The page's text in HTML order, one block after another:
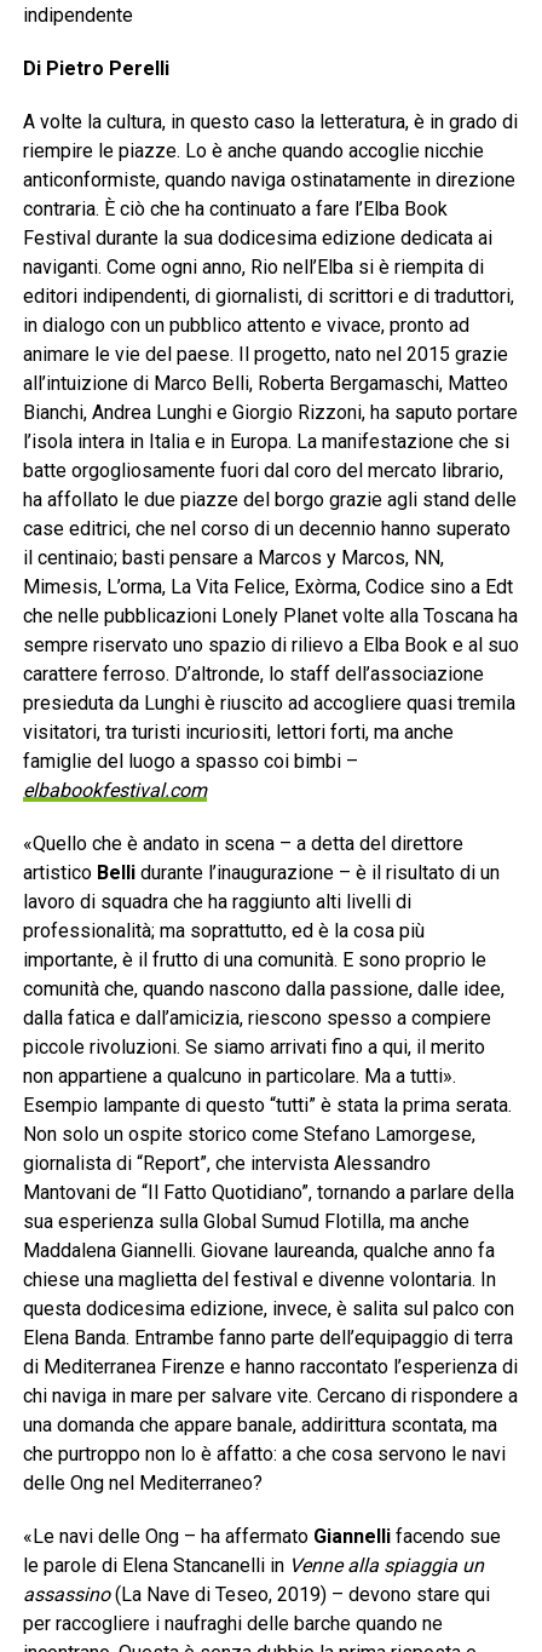
indipendente
Di Pietro Perelli
A volte la cultura, in questo caso la letteratura, è in grado di
riempire le piazze. Lo è anche quando accoglie nicchie
anticonformiste, quando naviga ostinatamente in direzione
contraria. È ciò che ha continuato a fare l’Elba Book
Festival durante la sua dodicesima edizione dedicata ai
naviganti. Come ogni anno, Rio nell’Elba si è riempita di
editori indipendenti, di giornalisti, di scrittori e di traduttori,
in dialogo con un pubblico attento e vivace, pronto ad
animare le vie del paese. Il progetto, nato nel 2015 grazie
all’intuizione di Marco Belli, Roberta Bergamaschi, Matteo
Bianchi, Andrea Lunghi e Giorgio Rizzoni, ha saputo portare
l’isola intera in Italia e in Europa. La manifestazione che si
batte orgogliosamente fuori dal coro del mercato librario,
ha affollato le due piazze del borgo grazie agli stand delle
case editrici, che nel corso di un decennio hanno superato
il centinaio; basti pensare a Marcos y Marcos, NN,
Mimesis, L’orma, La Vita Felice, Exòrma, Codice sino a Edt
che nelle pubblicazioni Lonely Planet volte alla Toscana ha
sempre riservato uno spazio di rilievo a Elba Book e al suo
carattere ferroso. D’altronde, lo staff dell’associazione
presieduta da Lunghi è riuscito ad accogliere quasi tremila
visitatori, tra turisti incuriositi, lettori forti, ma anche
famiglie del luogo a spasso coi bimbi –
elbabookfestival.com
«Quello che è andato in scena – a detta del direttore
artistico Bellidurante l’inaugurazione – è il risultato di un
lavoro di squadra che ha raggiunto alti livelli di
professionalità; ma soprattutto, ed è la cosa più
importante, è il frutto di una comunità. E sono proprio le
comunità che, quando nascono dalla passione, dalle idee,
dalla fatica e dall’amicizia, riescono spesso a compiere
piccole rivoluzioni. Se siamo arrivati fino a qui, il merito
non appartiene a qualcuno in particolare. Ma a tutti».
Esempio lampante di questo “tutti” è stata la prima serata.
Non solo un ospite storico come Stefano Lamorgese,
giornalista di “Report”, che intervista Alessandro
Mantovani de “Il Fatto Quotidiano”, tornando a parlare della
sua esperienza sulla Global Sumud Flotilla, ma anche
Maddalena Giannelli. Giovane laureanda, qualche anno fa
chiese una maglietta del festival e divenne volontaria. In
questa dodicesima edizione, invece, è salita sul palco con
Elena Banda. Entrambe fanno parte dell’equipaggio di terra
di Mediterranea Firenze e hanno raccontato l’esperienza di
chi naviga in mare per salvare vite. Cercano di rispondere a
una domanda che appare banale, addirittura scontata, ma
che purtroppo non lo è affatto: a che cosa servono le navi
delle Ong nel Mediterraneo?
«Le navi delle Ong – ha affermato Giannellifacendo sue
le parole di Elena Stancanelli in Venne alla spiaggia un
assassino(La Nave di Teseo, 2019) – devono stare qui
per raccogliere i naufraghi delle barche quando ne